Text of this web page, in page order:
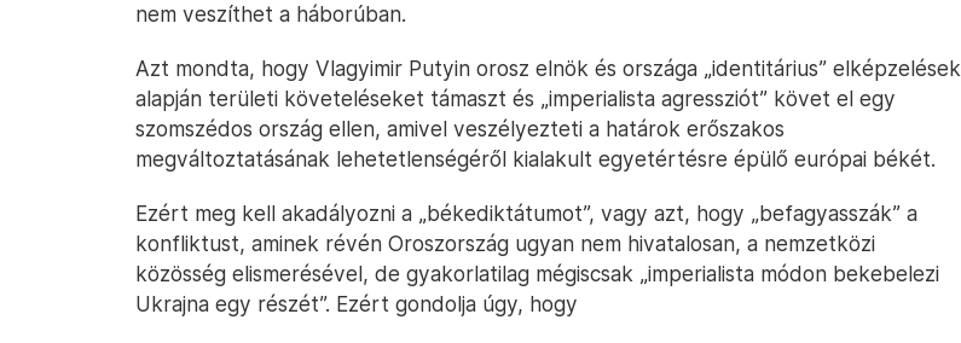
nem veszíthet a háborúban.
Azt mondta, hogy Vlagyimir Putyin orosz elnök és országa „identitárius” elképzelések
alapján területi követeléseket támaszt és „imperialista agressziót” követ el egy
szomszédos ország ellen, amivel veszélyezteti a határok erőszakos
megváltoztatásának lehetetlenségéről kialakult egyetértésre épülő európai békét.
Ezért meg kell akadályozni a „békediktátumot”, vagy azt, hogy „befagyasszák” a
konfliktust, aminek révén Oroszország ugyan nem hivatalosan, a nemzetközi
közösség elismerésével, de gyakorlatilag mégiscsak „imperialista módon bekebelezi
Ukrajna egy részét”. Ezért gondolja úgy, hogy